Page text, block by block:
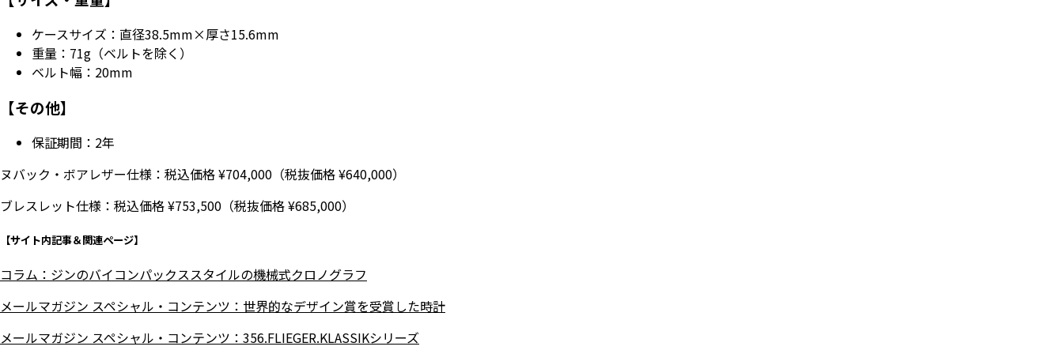
ケースサイズ：直径38.5mm×厚さ15.6mm
重量：71g（ベルトを除く）
ベルト幅：20mm
【その他】
保証期間：2年
ヌバック・ボアレザー仕様：税込価格 ¥704,000 （税抜価格 ¥640,000）
ブレスレット仕様：税込価格 ¥753,500 （税抜価格 ¥685,000）
【サイト内記事＆関連ページ】
コラム：ジンのバイコンパックススタイルの機械式クロノグラフ
メールマガジン スペシャル・コンテンツ：世界的なデザイン賞を受賞した時計
メールマガジン スペシャル・コンテンツ：356.FLIEGER.KLASSIKシリーズ